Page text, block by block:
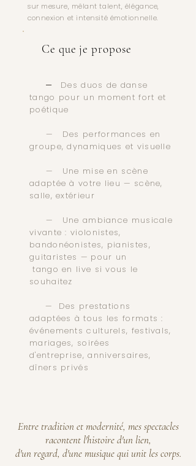
sur mesure, mêlant talent, élégance,
connexion et intensité émotionnelle.
Ce que je propose
— Des duos de danse
tango pour un moment fort et
poétique
— Des performances en
groupe, dynamiques et visuelle
— Une mise en scène
adaptée à votre lieu — scène,
salle, extérieur
— Une ambiance musicale
vivante : violonistes,
bandonéonistes, pianistes,
guitaristes — pour un
tango en live si vous le
souhaitez
— Des prestations
adaptées à tous les formats :
événements culturels, festivals,
mariages, soirées
d'entreprise, anniversaires,
dîners privés
Entre tradition et modernité, mes spectacles
racontent l'histoire d'un lien,
d'un regard, d'une musique qui unit les corps.